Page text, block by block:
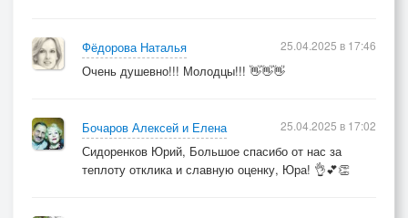
Фёдорова Наталья
Очень душевно!!! Молодцы!!! 👋👋👋
25.04.2025 в 17:46
Бочаров Алексей и Елена
Сидоренков Юрий, Большое спасибо от нас за
теплоту отклика и славную оценку, Юра! 👌💕👏
25.04.2025 в 17:02